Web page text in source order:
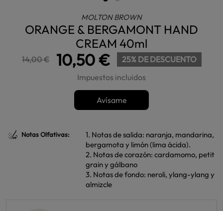
MOLTON BROWN
ORANGE & BERGAMONT HAND
CREAM 40ml
14,00 € 10,50 €
25% DE DESCUENTO
Impuestos incluidos
Avísame
Notas Olfativas:
1. Notas de salida: naranja, mandarina,
bergamota y limón (lima ácida).
2. Notas de corazón: cardamomo, petit
grain y gálbano
3. Notas de fondo: neroli, ylang-ylang y
almizcle